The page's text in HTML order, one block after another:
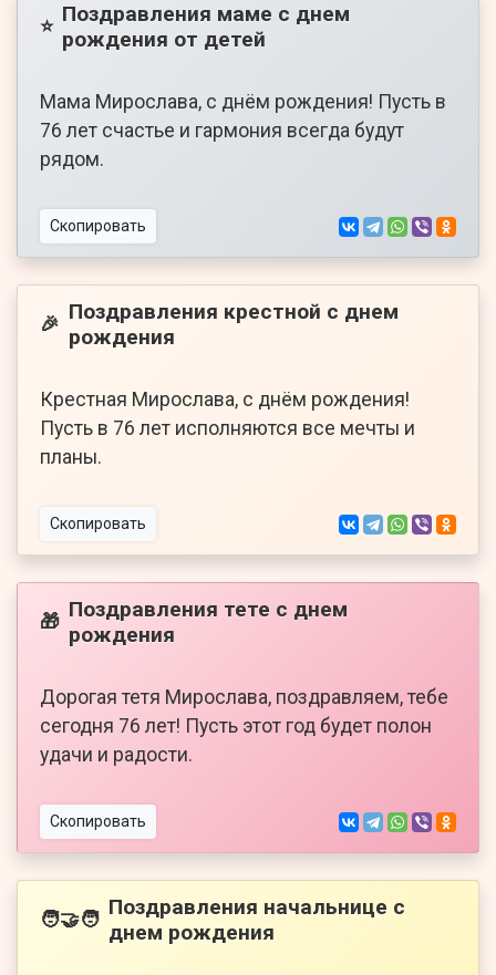
⭐ Поздравления маме с днем
рождения от детей
Мама Мирослава, с днём рождения! Пусть в
76 лет счастье и гармония всегда будут
рядом.
Скопировать
🎉 Поздравления крестной с днем
рождения
Крестная Мирослава, с днём рождения!
Пусть в 76 лет исполняются все мечты и
планы.
Скопировать
🎁 Поздравления тете с днем
рождения
Дорогая тетя Мирослава, поздравляем, тебе
сегодня 76 лет! Пусть этот год будет полон
удачи и радости.
Скопировать
🧑‍🤝‍🧑 Поздравления начальнице с
днем рождения